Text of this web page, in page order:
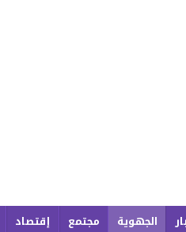
الجهوية مجتمع إقتصاد